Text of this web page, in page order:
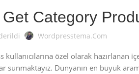
Category
Wordpresstema.com
özel olarak hazırlanan
sunmaktayız. Dünyanın en büyük